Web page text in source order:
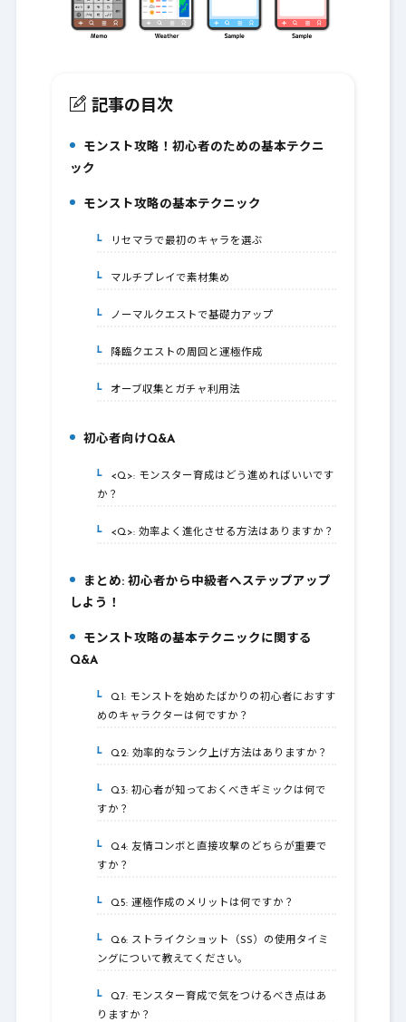
記事の目次
モンスト攻略！初心者のための基本テクニ
ック
モンスト攻略の基本テクニック
2-1.リセマラで最初のキャラを選ぶ
2-2.マルチプレイで素材集め
2-3.ノーマルクエストで基礎力アップ
2-4.降臨クエストの周回と運極作成
2-5.オーブ収集とガチャ利用法
3.初心者向けQ&A
3-1.<Q>: モンスター育成はどう進めればいいです
か？
3-2.<Q>: 効率よく進化させる方法はありますか？
まとめ: 初心者から中級者へステップアップ
しよう！
モンスト攻略の基本テクニックに関する
Q&A
5-1.Q1: モンストを始めたばかりの初心者におすす
めのキャラクターは何ですか？
5-2.Q2: 効率的なランク上げ方法はありますか？
5-3.Q3: 初心者が知っておくべきギミックは何で
すか？
5-4.Q4: 友情コンボと直接攻撃のどちらが重要で
すか？
5-5.Q5: 運極作成のメリットは何ですか？
5-6.Q6: ストライクショット（SS）の使用タイミ
ングについて教えてください。
5-7.Q7: モンスター育成で気をつけるべき点はあ
りますか？